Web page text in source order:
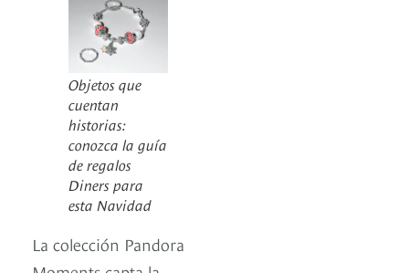
Objetos que
cuentan
historias:
conozca la guía
de regalos
Diners para
esta Navidad
La colección Pandora